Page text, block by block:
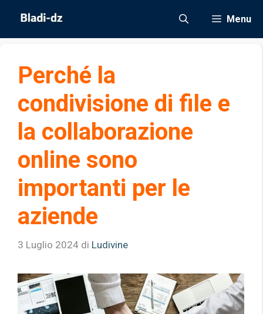
contenuto
Menu
Perché la
condivisione di file e
la collaborazione
online sono
importanti per le
aziende
3 Luglio 2024 di Ludivine